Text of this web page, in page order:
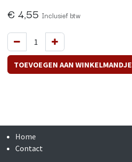
€ 4,55 Inclusief btw
TOEVOEGEN AAN WINKELMANDJE
Home
Contact